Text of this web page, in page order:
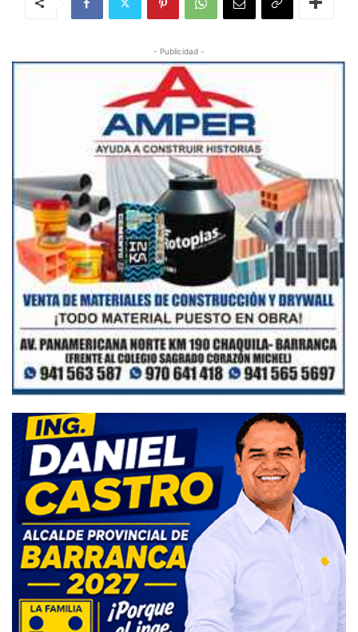
- Publicidad -